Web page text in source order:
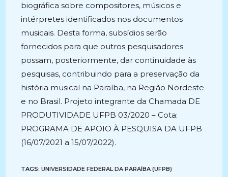
biográfica sobre compositores, músicos e
intérpretes identificados nos documentos
musicais. Desta forma, subsídios serão
fornecidos para que outros pesquisadores
possam, posteriormente, dar continuidade às
pesquisas, contribuindo para a preservação da
história musical na Paraíba, na Região Nordeste
e no Brasil. Projeto integrante da Chamada DE
PRODUTIVIDADE UFPB 03/2020 – Cota:
PROGRAMA DE APOIO À PESQUISA DA UFPB
(16/07/2021 a 15/07/2022).
TAGS:UNIVERSIDADE FEDERAL DA PARAÍBA (UFPB)